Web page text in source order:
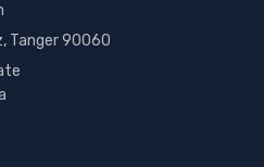
Tanger 90060